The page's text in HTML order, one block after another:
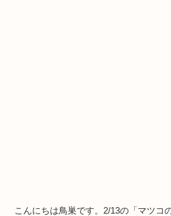
こんにちは鳥巣です。2/13の「マツコ